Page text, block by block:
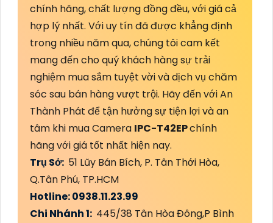
chính hãng, chất lượng đồng đều, với giá cả
hợp lý nhất. Với uy tín đã được khẳng định
trong nhiều năm qua, chúng tôi cam kết
mang đến cho quý khách hàng sự trải
nghiệm mua sắm tuyệt vời và dịch vụ chăm
sóc sau bán hàng vượt trội. Hãy đến với An
Thành Phát để tận hưởng sự tiện lợi và an
tâm khi mua Camera IPC-T42EPchính
hãng với giá tốt nhất hiện nay.
Trụ Sở: 51 Lũy Bán Bích, P. Tân Thới Hòa,
Q.Tân Phú, TP.HCM
Hotline: 0938.11.23.99
Chi Nhánh 1: 445/38 Tân Hòa Đông,P Bình